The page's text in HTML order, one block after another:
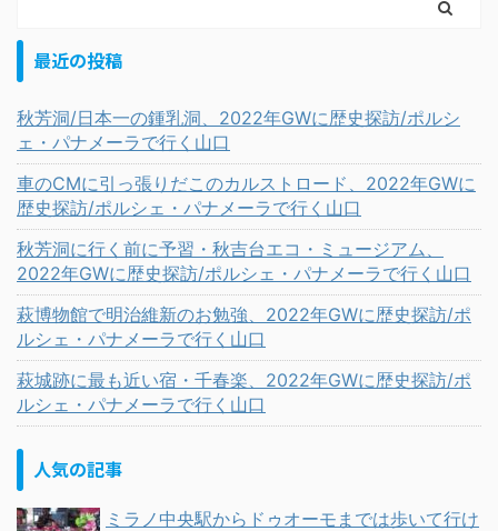
最近の投稿
秋芳洞/日本一の鍾乳洞、2022年GWに歴史探訪/ポルシ
ェ・パナメーラで行く山口
車のCMに引っ張りだこのカルストロード、2022年GWに
歴史探訪/ポルシェ・パナメーラで行く山口
秋芳洞に行く前に予習・秋吉台エコ・ミュージアム、
2022年GWに歴史探訪/ポルシェ・パナメーラで行く山口
萩博物館で明治維新のお勉強、2022年GWに歴史探訪/ポ
ルシェ・パナメーラで行く山口
萩城跡に最も近い宿・千春楽、2022年GWに歴史探訪/ポ
ルシェ・パナメーラで行く山口
人気の記事
ミラノ中央駅からドゥオーモまでは歩いて行け